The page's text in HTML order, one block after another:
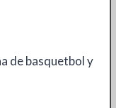
de basquetbol y